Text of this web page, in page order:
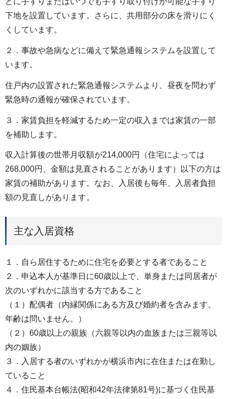
下地を設置しています。さらに、共用部分の床を滑りにく
くしています。
２．事故や急病などに備えて緊急通報システムを設置して
います。
住戸内の設置された緊急通報システムより、昼夜を問わず
緊急時の通報が確保されています。
３．家賃負担を軽減するため一定の収入までは家賃の一部
を補助します。
収入計算後の世帯月収額が214,000円（住宅によっては
268,000円、金額は見直されることがあります）以下の方は
家賃の補助があります。なお、入居後も毎年、入居者負担
額の見直しがあります。
主な入居資格
１．自ら居住するために住宅を必要とする者であること
２．申込本人が基準日に60歳以上で、単身または同居者が
次のいずれかに該当する方であること
（１）配偶者（内縁関係にある方及び婚約者を含みます。
年齢は問いません。）
（２）60歳以上の親族（六親等以内の血族または三親等以
内の姻族）
３．入居する者のいずれかが横浜市内に在住または在勤し
ていること
４．住民基本台帳法(昭和42年法律第81号)に基づく住民基